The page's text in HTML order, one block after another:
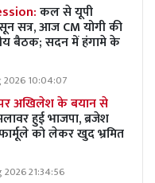
कल से यूपी
सत्र, आज CM योगी की
बैठक; सदन में हंगामे के
2026 10:04:07
पर अखिलेश के बयान से
हुई भाजपा, ब्रजेश
को लेकर खुद भ्रमित
2026 21:34:56